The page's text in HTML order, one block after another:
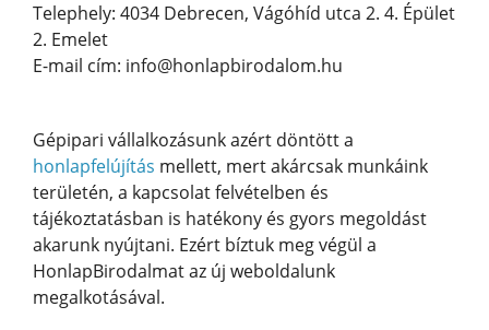
Telephely: 4034 Debrecen, Vágóhíd utca 2. 4. Épület
2. Emelet
E-mail cím: info@honlapbirodalom.hu
Gépipari vállalkozásunk azért döntött a
honlapfelújítás mellett, mert akárcsak munkáink
területén, a kapcsolat felvételben és
tájékoztatásban is hatékony és gyors megoldást
akarunk nyújtani. Ezért bíztuk meg végül a
HonlapBirodalmat az új weboldalunk
megalkotásával.